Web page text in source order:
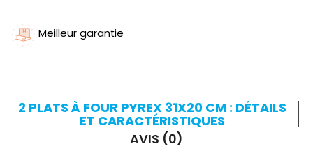
Meilleur garantie
2 PLATS À FOUR PYREX 31X20 CM : DÉTAILS
ET CARACTÉRISTIQUES
AVIS (0)